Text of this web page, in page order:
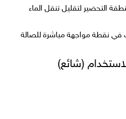
التحضير لتقليل تنقل الماء
في نقطة مواجهة مباشرة للصالة
(شائع)